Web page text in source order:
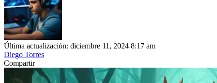
Última actualización: diciembre 11, 2024 8:17 am
Diego Torres
Compartir